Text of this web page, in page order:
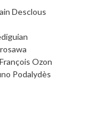
Desclous
Ozon
Podalydès